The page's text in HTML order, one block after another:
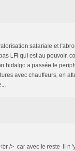
salariale et
LFI qui est au pouvoir,
hidalgo a passée le
avec chauffeurs, en
/> car avec le reste il n